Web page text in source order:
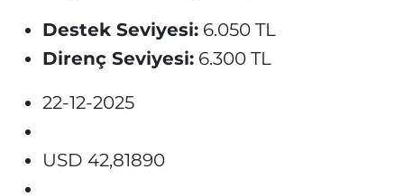
Destek Seviyesi:6.050 TL
Direnç Seviyesi:6.300 TL
22-12-2025
USD 42,81890